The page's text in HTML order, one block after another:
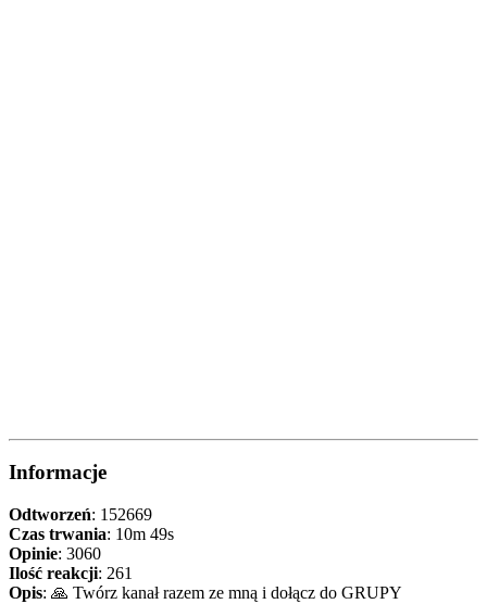
Informacje
Odtworzeń: 152669
Czas trwania: 10m 49s
Opinie: 3060
Ilość reakcji: 261
Opis: 🙏 Twórz kanał razem ze mną i dołącz do GRUPY